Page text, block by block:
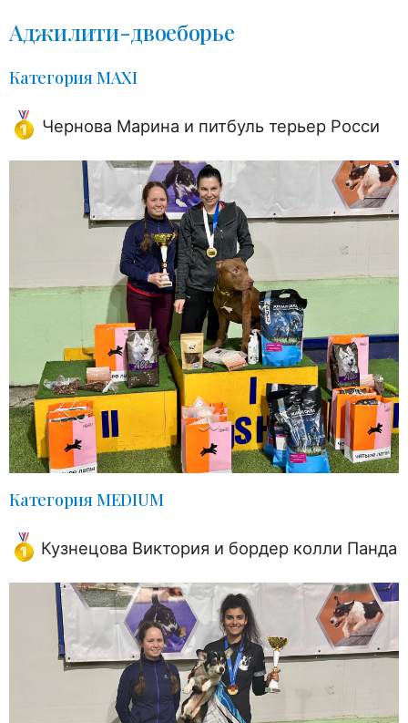
Аджилити-двоеборье
Категория MAXI
Чернова Марина и питбуль терьер Росси
Категория MEDIUM
Кузнецова Виктория и бордер колли Панда